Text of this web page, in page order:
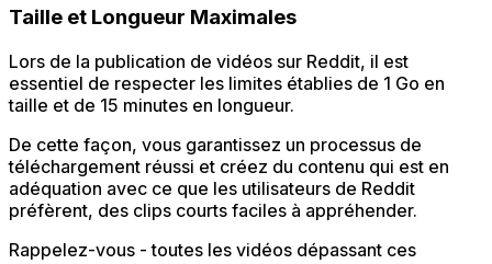
Taille et Longueur Maximales
Lors de la publication de vidéos sur Reddit, il est
essentiel de respecter les limites établies de 1 Go en
taille et de 15 minutes en longueur.
De cette façon, vous garantissez un processus de
téléchargement réussi et créez du contenu qui est en
adéquation avec ce que les utilisateurs de Reddit
préfèrent, des clips courts faciles à appréhender.
Rappelez-vous - toutes les vidéos dépassant ces